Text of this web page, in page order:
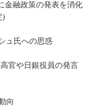
金融政策の発表を消化
)
ュ氏への思惑
官や日銀役員の発言
向